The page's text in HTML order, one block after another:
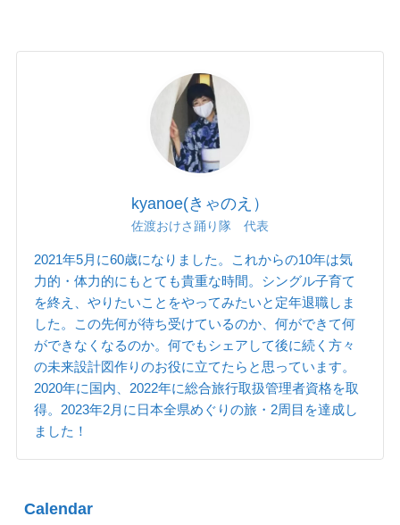
kyanoe(きゃのえ）
佐渡おけさ踊り隊 代表
2021年5月に60歳になりました。これからの10年は気
力的・体力的にもとても貴重な時間。シングル子育て
を終え、やりたいことをやってみたいと定年退職しま
した。この先何が待ち受けているのか、何ができて何
ができなくなるのか。何でもシェアして後に続く方々
の未来設計図作りのお役に立てたらと思っています。
2020年に国内、2022年に総合旅行取扱管理者資格を取
得。2023年2月に日本全県めぐりの旅・2周目を達成し
ました！
Calendar